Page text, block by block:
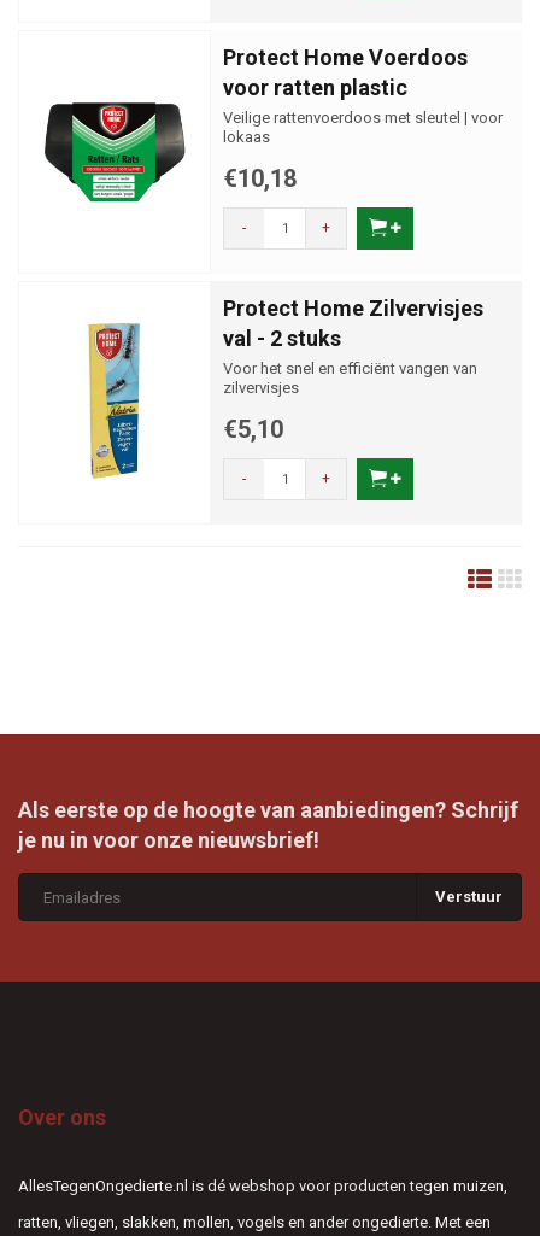
Protect Home Voerdoos
voor ratten plastic
Veilige rattenvoerdoos met sleutel | voor
lokaas
€10,18
- +
Protect Home Zilvervisjes
val - 2 stuks
Voor het snel en efficiënt vangen van
zilvervisjes
€5,10
- +
Als eerste op de hoogte van aanbiedingen? Schrijf
je nu in voor onze nieuwsbrief!
Verstuur
Over ons
AllesTegenOngedierte.nl is dé webshop voor producten tegen muizen,
ratten, vliegen, slakken, mollen, vogels en ander ongedierte. Met een